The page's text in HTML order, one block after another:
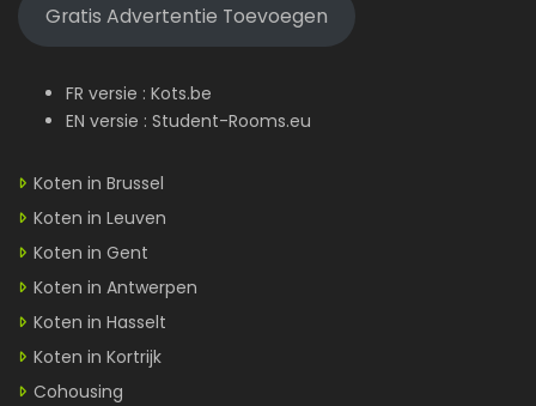
Gratis Advertentie Toevoegen
FR versie : Kots.be
EN versie : Student-Rooms.eu
Koten in Brussel
Koten in Leuven
Koten in Gent
Koten in Antwerpen
Koten in Hasselt
Koten in Kortrijk
Cohousing